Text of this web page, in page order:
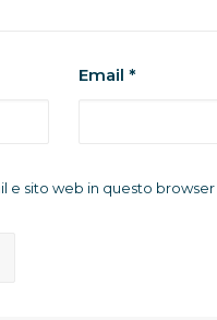
Email *
e sito web in questo